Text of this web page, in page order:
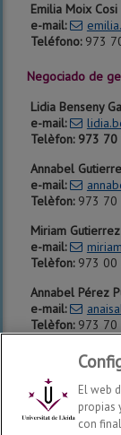
Emilia Moix Cosi
e-mail:
Teléfono: 973
Negociado de
Lidia Benseny
e-mail:
Telèfon: 973
Annabel
e-mail:
Telèfon:973 70
Miriam
e-mail:
Telèfon:973 00
Annabel Pérez
e-mail:
Telèfon:973 70
El web
propias
con